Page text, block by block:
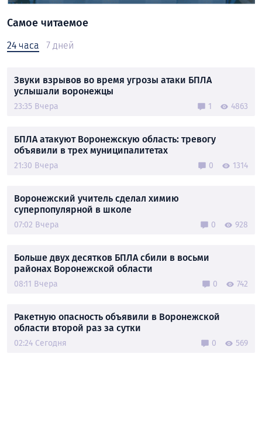
Самое читаемое
24 часа 7 дней
Звуки взрывов во время угрозы атаки БПЛА
услышали воронежцы
23:35 Вчера 1 4863
БПЛА атакуют Воронежскую область: тревогу
объявили в трех муниципалитетах
21:30 Вчера 0 1314
Воронежский учитель сделал химию
суперпопулярной в школе
07:02 Вчера 0 928
Больше двух десятков БПЛА сбили в восьми
районах Воронежской области
08:11 Вчера 0 742
Ракетную опасность объявили в Воронежской
области второй раз за сутки
02:24 Сегодня 0 569